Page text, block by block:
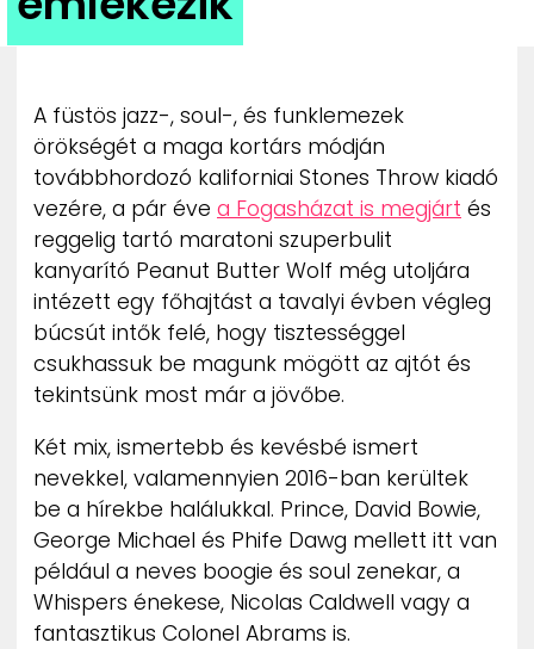
ZENE
IMPRESSZUM
PR-ARCHÍVUM
ADATKEZELÉSI TÁJÉKOZTATÓ
A füstös jazz-, soul-, és funklemezek
örökségét a maga kortárs módján
továbbhordozó kaliforniai Stones Throw kiadó
vezére, a pár éve a Fogasházat is megjárt és
reggelig tartó maratoni szuperbulit
kanyarító Peanut Butter Wolf még utoljára
intézett egy főhajtást a tavalyi évben végleg
búcsút intők felé, hogy tisztességgel
csukhassuk be magunk mögött az ajtót és
tekintsünk most már a jövőbe.
Két mix, ismertebb és kevésbé ismert
nevekkel, valamennyien 2016-ban kerültek
be a hírekbe halálukkal. Prince, David Bowie,
George Michael és Phife Dawg mellett itt van
például a neves boogie és soul zenekar, a
Whispers énekese, Nicolas Caldwell vagy a
fantasztikus Colonel Abrams is.